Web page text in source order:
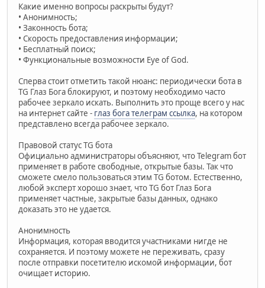
Какие именно вопросы раскрыты будут?
• Анонимность;
• Законность бота;
• Скорость предоставления информации;
• Бесплатный поиск;
• Функциональные возможности Eye of God.
Сперва стоит отметить такой нюанс: периодически бота в
TG Глаз Бога блокируют, и поэтому необходимо часто
рабочее зеркало искать. Выполнить это проще всего у нас
на интернет сайте - глаз бога телеграм ссылка, на котором
представлено всегда рабочее зеркало.
Правовой статус TG бота
Официально администраторы объясняют, что Telegram бот
применяет в работе свободные, открытые базы. Так что
сможете смело пользоваться этим TG ботом. Естественно,
любой эксперт хорошо знает, что TG бот Глаз Бога
применяет частные, закрытые базы данных, однако
доказать это не удается.
Анонимность
Информация, которая вводится участниками нигде не
сохраняется. И поэтому можете не переживать, сразу
после отправки посетителю искомой информации, бот
очищает историю.